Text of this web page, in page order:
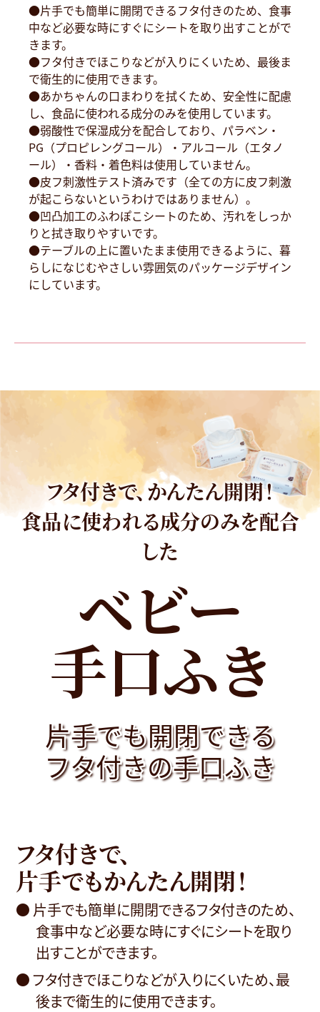
●片手でも簡単に開閉できるフタ付きのため、食事
中など必要な時にすぐにシートを取り出すことがで
きます。
●フタ付きでほこりなどが入りにくいため、最後ま
で衛生的に使用できます。
●あかちゃんの口まわりを拭くため、安全性に配慮
し、食品に使われる成分のみを使用しています。
●弱酸性で保湿成分を配合しており、パラベン・
PG（プロピレングコール）・アルコール（エタノ
ール）・香料・着色料は使用していません。
●皮フ刺激性テスト済みです（全ての方に皮フ刺激
が起こらないというわけではありません）。
●凹凸加工のふわぽこシートのため、汚れをしっか
りと拭き取りやすいです。
●テーブルの上に置いたまま使用できるように、暮
らしになじむやさしい雰囲気のパッケージデザイン
にしています。
フタ付きで、かんたん開閉！
食品に使われる成分のみを配合
した
ベビー
手口ふき
片手でも開閉できる
フタ付きの手口ふき
片手でも開閉できる
フタ付きの手口ふき
片手でも開閉できる
フタ付きの手口ふき
フタ付きで、
片手でもかんたん開閉！
● 片手でも簡単に開閉できるフタ付きのため、
食事中など必要な時にすぐにシートを取り
出すことができます。
● フタ付きでほこりなどが入りにくいため、最
後まで衛生的に使用できます。